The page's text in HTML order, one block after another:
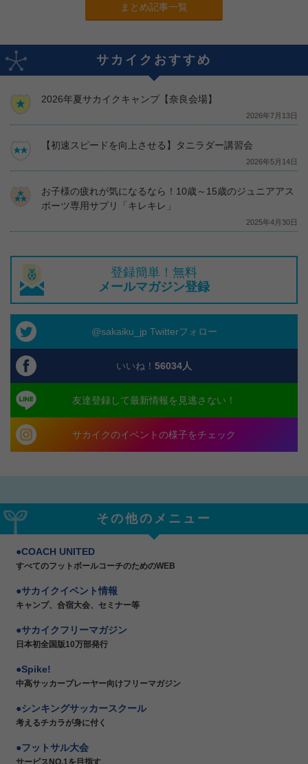
まとめ記事一覧
サカイクおすすめ
2026年夏サカイクキャンプ【奈良会場】
2026年7月13日
【初速スピードを向上させる】タニラダー講習会
2026年5月14日
お子様の疲れが気になるなら！10歳～15歳のジュニアアス
ポーツ専用サプリ「キレキレ」
2025年4月30日
登録簡単！無料
メールマガジン登録
@sakaiku_jp Twitterフォロー
いいね！ 56034人
友達登録して最新情報を見逃さない！
サカイクのイベントの様子をチェック
その他のメニュー
COACH UNITED
すべてのフットボールコーチのためのWEB
サカイクイベント情報
キャンプ、合宿大会、セミナー等
サカイクフリーマガジン
日本初全国版10万部発行
Spike!
中高サッカープレーヤー向けフリーマガジン
シンキングサッカースクール
考えるチカラが身に付く
フットサル大会
サービスNO.1を目指す